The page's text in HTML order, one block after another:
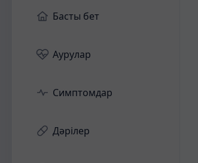
Басты бет
Аурулар
Симптомдар
Дәрілер